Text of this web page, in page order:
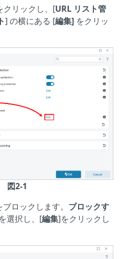
クリックし、[URL リスト管
] の横にある [編集] をクリッ
図2-1
ロックします。 ブロックす
選択し、[編集]をクリックし